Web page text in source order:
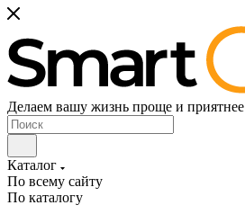
Делаем вашу жизнь проще и приятнее
Каталог
По всему сайту
По каталогу